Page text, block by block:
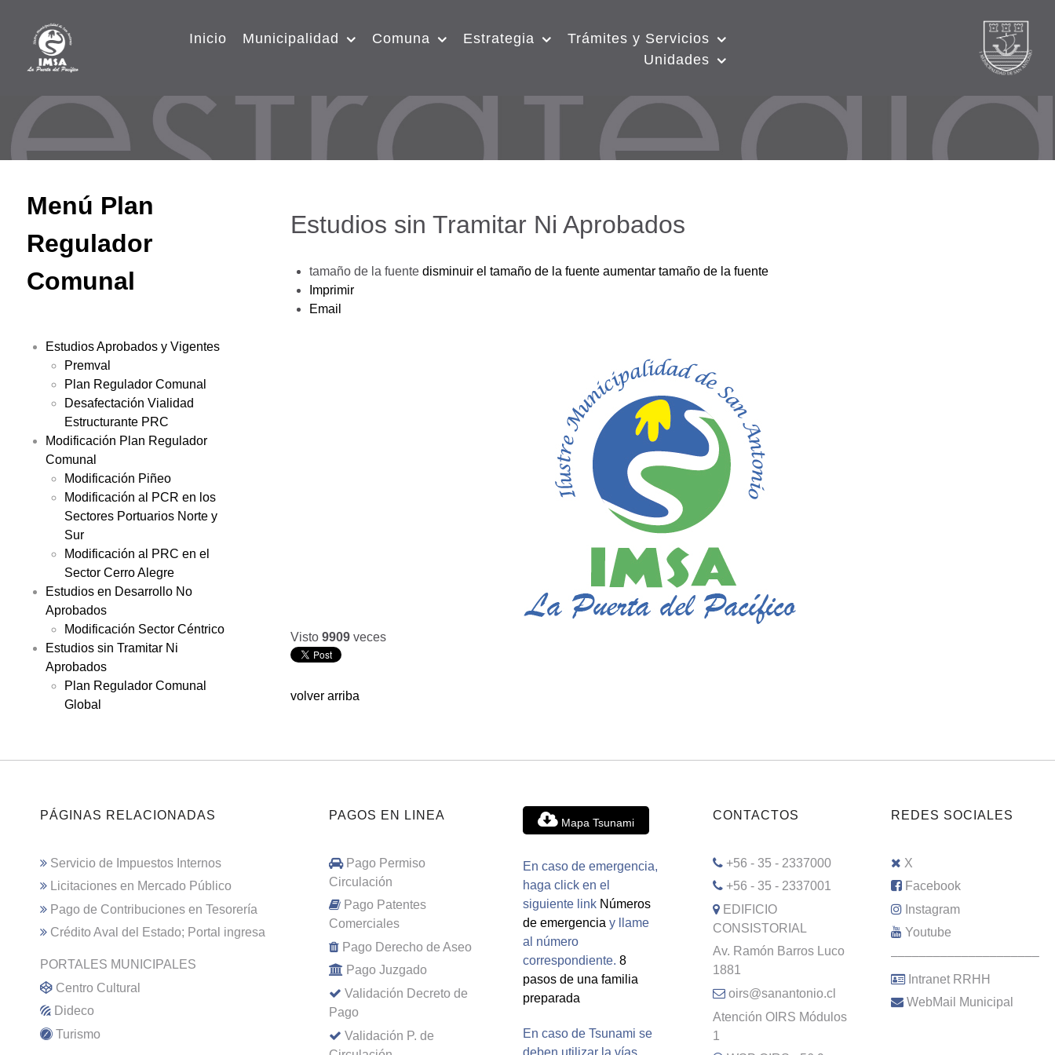
Inicio Municipalidad Comuna Estrategia
Trámites y Servicios
Unidades
Menú Plan
Regulador
Comunal
Estudios Aprobados y Vigentes
Premval
Plan Regulador Comunal
Desafectación Vialidad
Estructurante PRC
Modificación Plan Regulador
Comunal
Modificación Piñeo
Modificación al PCR en los
Sectores Portuarios Norte y
Sur
Modificación al PRC en el
Sector Cerro Alegre
Estudios en Desarrollo No
Aprobados
Modificación Sector Céntrico
Estudios sin Tramitar Ni
Aprobados
Plan Regulador Comunal
Global
Estudios sin Tramitar Ni Aprobados
tamaño de la fuente disminuir el tamaño de la fuente aumentar tamaño de la fuente
Imprimir
Email
Visto 9909 veces
volver arriba
PÁGINAS RELACIONADAS
Servicio de Impuestos Internos
Licitaciones en Mercado Público
Pago de Contribuciones en Tesorería
Crédito Aval del Estado; Portal ingresa
PORTALES MUNICIPALES
Centro Cultural
Dideco
Turismo
PAGOS EN LINEA
Pago Permiso
Circulación
Pago Patentes
Comerciales
Pago Derecho de Aseo
Pago Juzgado
Validación Decreto de
Pago
Validación P. de
Mapa Tsunami
En caso de emergencia,
haga click en el
siguiente link Números
de emergencia y llame
al número
correspondiente. 8
pasos de una familia
preparada
En caso de Tsunami se
deben utilizar la vías
CONTACTOS
+56 - 35 - 2337000
+56 - 35 - 2337001
EDIFICIO
CONSISTORIAL
Av. Ramón Barros Luco
1881
oirs@sanantonio.cl
Atención OIRS Módulos
1
REDES SOCIALES
X
Facebook
Instagram
Youtube
–––––––––––––––––––––
Intranet RRHH
WebMail Municipal